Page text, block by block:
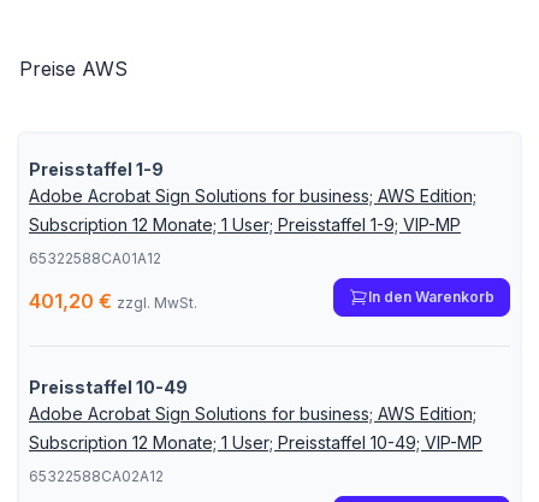
Preise AWS
Preisstaffel 1-9
Adobe Acrobat Sign Solutions for business; AWS Edition;
Subscription 12 Monate; 1 User; Preisstaffel 1-9; VIP-MP
65322588CA01A12
401,20 € zzgl. MwSt. In den Warenkorb
Preisstaffel 10-49
Adobe Acrobat Sign Solutions for business; AWS Edition;
Subscription 12 Monate; 1 User; Preisstaffel 10-49; VIP-MP
65322588CA02A12